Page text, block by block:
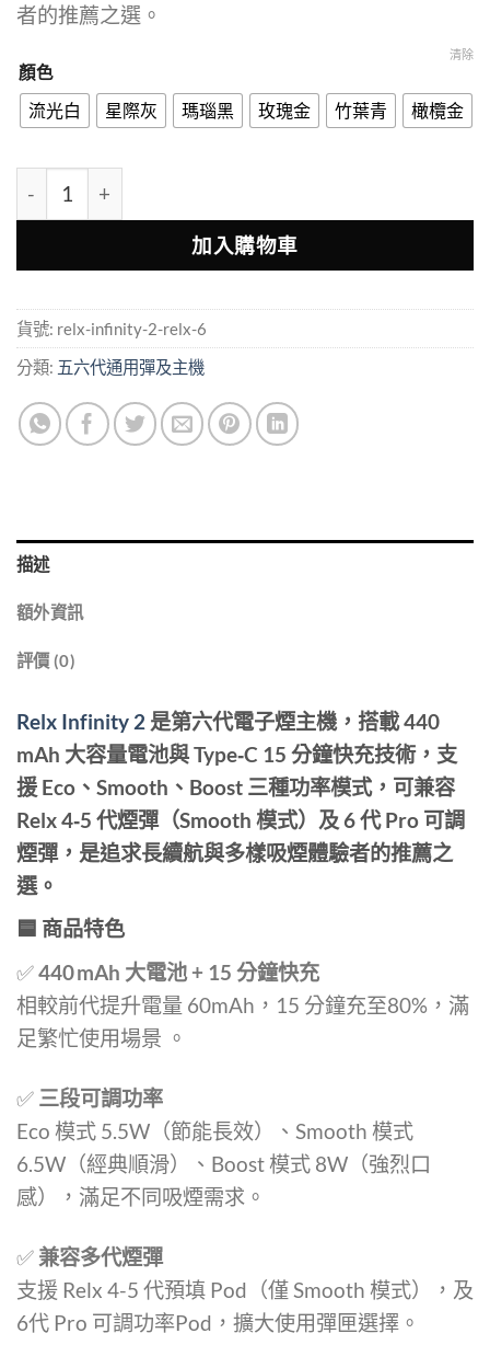
者的推薦之選。
顏色
流光白 星際灰 瑪瑙黑 玫瑰金 竹葉青 橄欖金
清除
Relx Infinity 2（6代無限二代主機）｜440 mAh 6.5/8/
加入購物車
貨號: relx-infinity-2-relx-6
分類: 五六代通用彈及主機
描述
額外資訊
評價 (0)
Relx Infinity 2 是第六代電子煙主機，搭載 440
mAh 大容量電池與 Type‑C 15 分鐘快充技術，支
援 Eco、Smooth、Boost 三種功率模式，可兼容
Relx 4‑5 代煙彈（Smooth 模式）及 6 代 Pro 可調
煙彈，是追求長續航與多樣吸煙體驗者的推薦之
選。
🟦 商品特色
✅440 mAh 大電池 + 15 分鐘快充
相較前代提升電量 60mAh，15 分鐘充至80%，滿
足繁忙使用場景 。
✅ 三段可調功率
Eco 模式 5.5W（節能長效）、Smooth 模式
6.5W（經典順滑）、Boost 模式 8W（強烈口
感），滿足不同吸煙需求。
✅ 兼容多代煙彈
支援 Relx 4-5 代預填 Pod（僅 Smooth 模式），及
6代 Pro 可調功率Pod，擴大使用彈匣選擇 。